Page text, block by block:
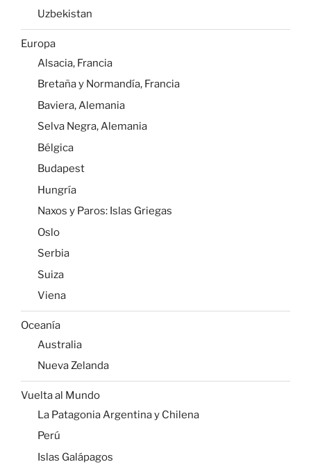
Uzbekistan
Europa
Alsacia, Francia
Bretaña y Normandía, Francia
Baviera, Alemania
Selva Negra, Alemania
Bélgica
Budapest
Hungría
Naxos y Paros: Islas Griegas
Oslo
Serbia
Suiza
Viena
Oceanía
Australia
Nueva Zelanda
Vuelta al Mundo
La Patagonia Argentina y Chilena
Perú
Islas Galápagos